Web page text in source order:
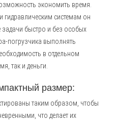
экономить время.
системам он
быстро и без особых
погрузчика выполнять
в отдельном
так и деньги.
размер:
таким образом, чтобы
что делает их